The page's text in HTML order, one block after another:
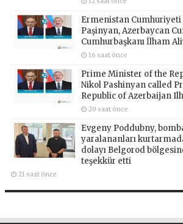
Ermenistan Cumhuriyeti
Paşinyan, Azerbaycan
Cumhurbaşkanı İlham
16 saat önce
Prime Minister of the
Nikol Pashinyan called
Republic of Azerbaijan
20 saat önce
Evgeny Poddubny,
yaralananları
dolayı Belgorod
teşekkür etti
21 saat önce